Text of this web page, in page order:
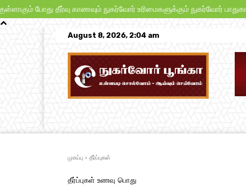
தீர்வு காணவும் நுகர்வோர் உரிமைகளுக்கும் நுகர்வோர்
August 8, 2026, 2:04 am
முகப்பு தீர்ப்புகள்
தீர்ப்புகள் உணவு பொது